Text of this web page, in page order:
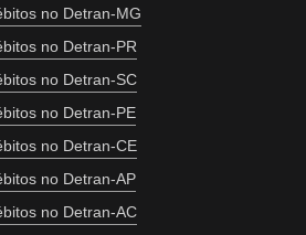
no Detran-MG
no Detran-PR
no Detran-SC
no Detran-PE
no Detran-CE
no Detran-AP
no Detran-AC